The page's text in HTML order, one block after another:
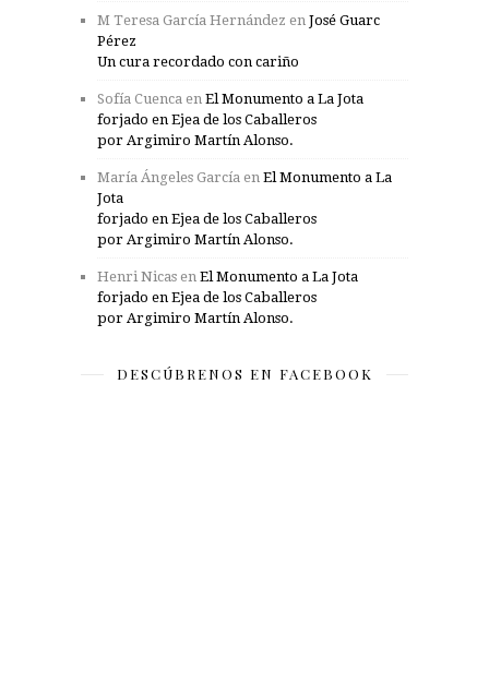
M Teresa García Hernández en José Guarc
Pérez
Un cura recordado con cariño
Sofía Cuenca en El Monumento a La Jota
forjado en Ejea de los Caballeros
por Argimiro Martín Alonso.
María Ángeles García en El Monumento a La
Jota
forjado en Ejea de los Caballeros
por Argimiro Martín Alonso.
Henri Nicas en El Monumento a La Jota
forjado en Ejea de los Caballeros
por Argimiro Martín Alonso.
DESCÚBRENOS EN FACEBOOK